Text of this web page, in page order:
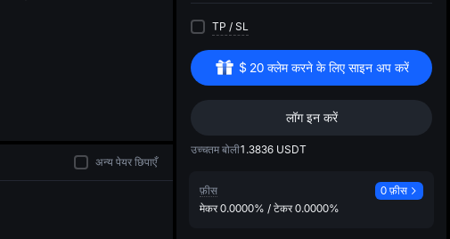
TP / SL
$ 20 क्लेम करने के लिए साइन अप करें
लॉग इन करें
उच्चतम बोली1.3836 USDT
फ़ीस
0 फ़ीस
मेकर 0.0000% / टेकर 0.0000%
अन्य पेयर छिपाएँ